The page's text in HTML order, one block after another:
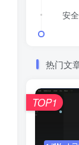
安
热门文
TOP1